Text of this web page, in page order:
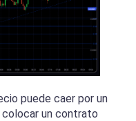
puede caer por un
un contrato